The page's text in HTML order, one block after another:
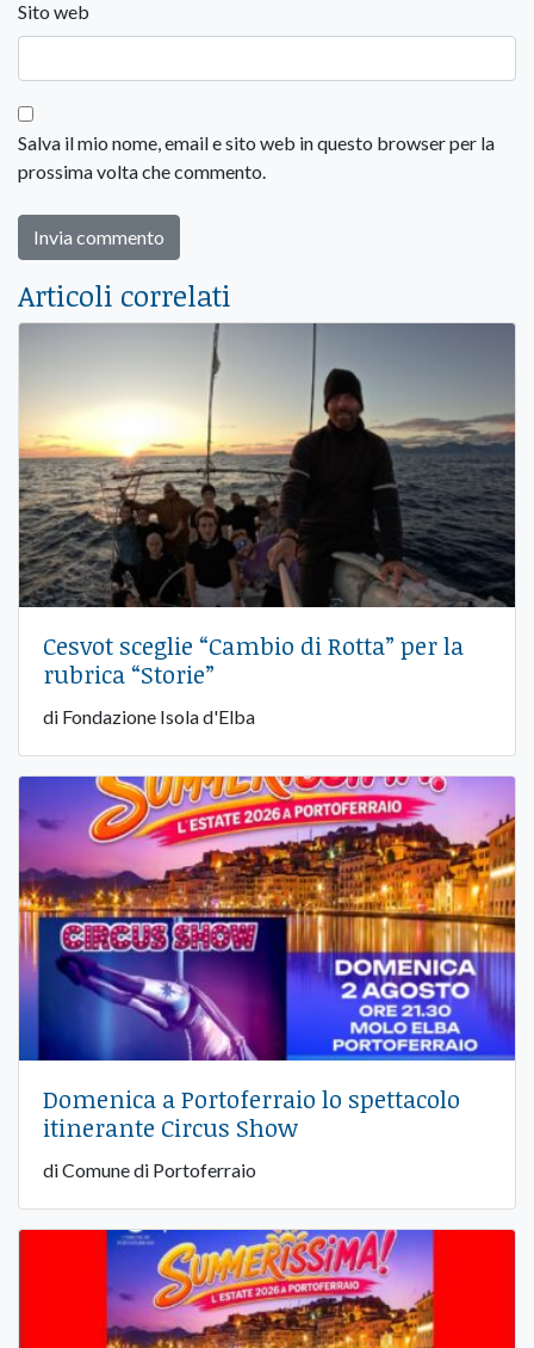
Sito web
Salva il mio nome, email e sito web in questo browser per la
prossima volta che commento.
Articoli correlati
Cesvot sceglie “Cambio di Rotta” per la
rubrica “Storie”
di Fondazione Isola d'Elba
Domenica a Portoferraio lo spettacolo
itinerante Circus Show
di Comune di Portoferraio